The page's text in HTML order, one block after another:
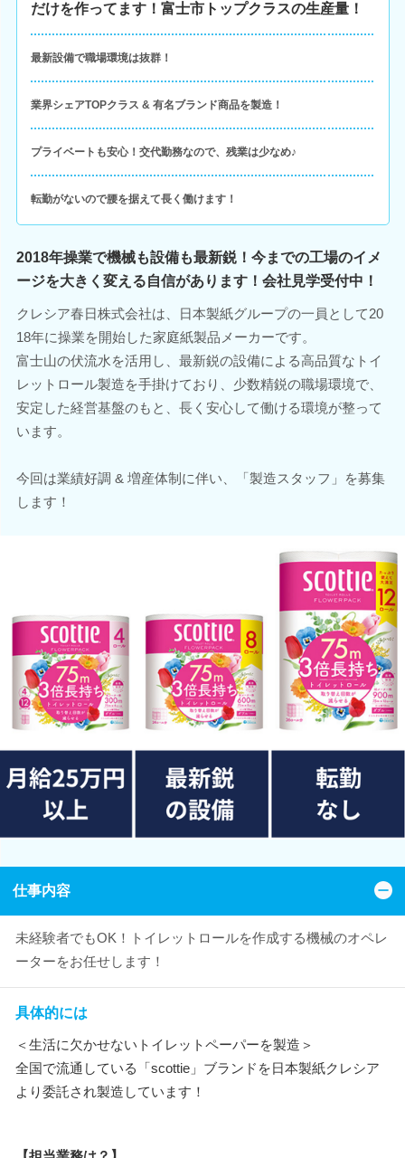
だけを作ってます！富士市トップクラスの生産量！
最新設備で職場環境は抜群！
業界シェアTOPクラス & 有名ブランド商品を製造！
プライベートも安心！交代勤務なので、残業は少なめ♪
転勤がないので腰を据えて長く働けます！
2018年操業で機械も設備も最新鋭！今までの工場のイメ
ージを大きく変える自信があります！会社見学受付中！
クレシア春日株式会社は、日本製紙グループの一員として20
18年に操業を開始した家庭紙製品メーカーです。
富士山の伏流水を活用し、最新鋭の設備による高品質なトイ
レットロール製造を手掛けており、少数精鋭の職場環境で、
安定した経営基盤のもと、長く安心して働ける環境が整って
います。
今回は業績好調 & 増産体制に伴い、「製造スタッフ」を募集
します！
仕事内容
未経験者でもOK！トイレットロールを作成する機械のオペレ
ーターをお任せします！
具体的には
＜生活に欠かせないトイレットペーパーを製造＞
全国で流通している「scottie」ブランドを日本製紙クレシア
より委託され製造しています！